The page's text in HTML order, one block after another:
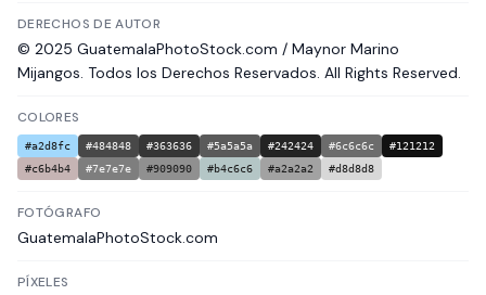
DERECHOS DE AUTOR
© 2025 GuatemalaPhotoStock.com / Maynor Marino
Mijangos. Todos los Derechos Reservados. All Rights Reserved.
COLORES
#a2d8fc #484848 #363636 #5a5a5a #242424 #6c6c6c
#121212
#c6b4b4
#7e7e7e #909090 #b4c6c6 #a2a2a2 #d8d8d8
FOTÓGRAFO
GuatemalaPhotoStock.com
PÍXELES